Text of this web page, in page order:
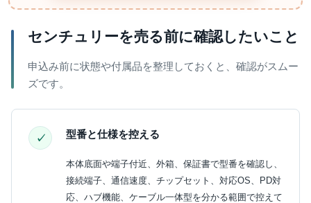
センチュリーを売る前に確認したいこと
申込み前に状態や付属品を整理しておくと、確認がスムー
ズです。
型番と仕様を控える
本体底面や端子付近、外箱、保証書で型番を確認し、
接続端子、通信速度、チップセット、対応OS、PD対
応、ハブ機能、ケーブル一体型を分かる範囲で控えて